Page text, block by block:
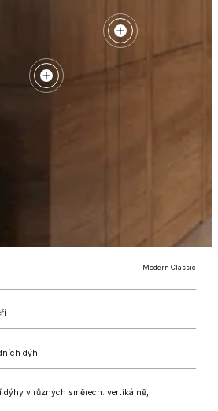
Modern Classic
dýh
v různých směrech: vertikálně,